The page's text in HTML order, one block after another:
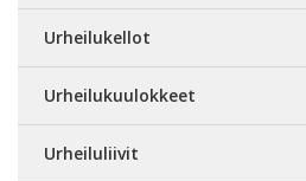
Urheilukellot
Urheilukuulokkeet
Urheiluliivit